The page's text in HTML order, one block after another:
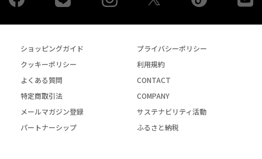
ショッピングガイド
プライバシーポリシー
クッキーポリシー
利用規約
よくある質問
CONTACT
特定商取引法
COMPANY
メールマガジン登録
サステナビリティ活動
パートナーシップ
ふるさと納税